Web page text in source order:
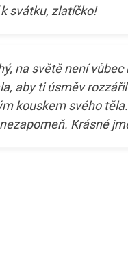
svátku, zlatíčko!
na světě není vůbec
aby ti úsměv
kouskem svého
Krásné